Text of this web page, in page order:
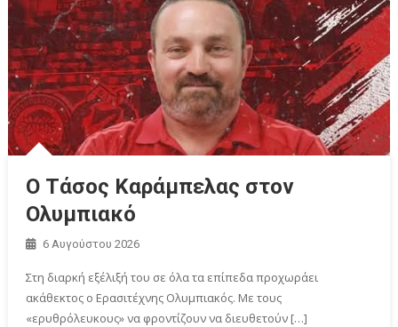
Ο Τάσος Καράμπελας στον
Ολυμπιακό
6 Αυγούστου 2026
Στη διαρκή εξέλιξή του σε όλα τα επίπεδα προχωράει
ακάθεκτος ο Ερασιτέχνης Ολυμπιακός. Με τους
«ερυθρόλευκους» να φροντίζουν να διευθετούν […]